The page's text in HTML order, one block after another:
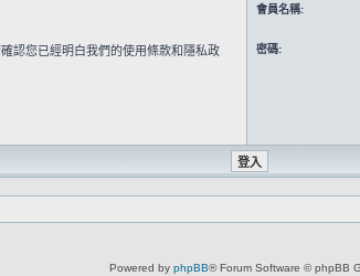
認您已經明白我們的使用條款和隱私政
會員名稱:
密碼:
Powered by phpBB® Forum Software © phpBB